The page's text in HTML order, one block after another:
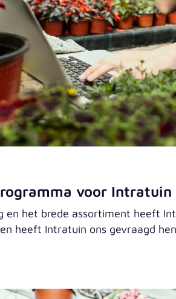
voor Intratuin
en het brede assortiment heeft
heeft Intratuin ons gevraagd